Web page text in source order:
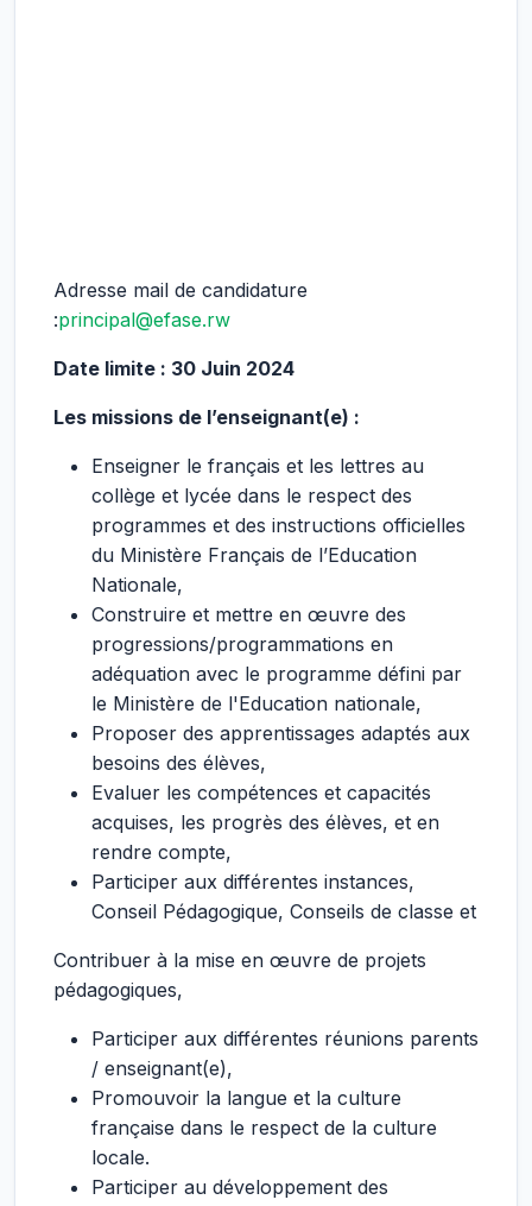
Adresse mail de candidature
:principal@efase.rw
Date limite : 30 Juin 2024
Les missions de l’enseignant(e) :
Enseigner le français et les lettres au
collège et lycée dans le respect des
programmes et des instructions officielles
du Ministère Français de l’Education
Nationale,
Construire et mettre en œuvre des
progressions/programmations en
adéquation avec le programme défini par
le Ministère de l'Education nationale,
Proposer des apprentissages adaptés aux
besoins des élèves,
Evaluer les compétences et capacités
acquises, les progrès des élèves, et en
rendre compte,
Participer aux différentes instances,
Conseil Pédagogique, Conseils de classe et
Contribuer à la mise en œuvre de projets
pédagogiques,
Participer aux différentes réunions parents
/ enseignant(e),
Promouvoir la langue et la culture
française dans le respect de la culture
locale.
Participer au développement des